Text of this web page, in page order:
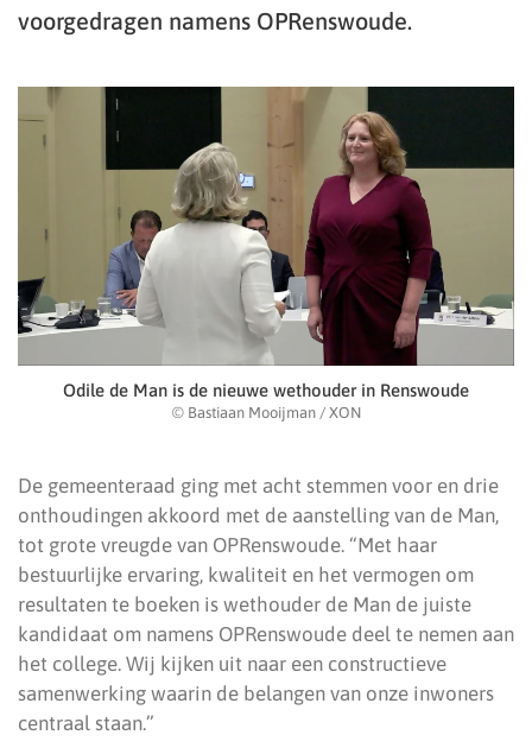
voorgedragen namens OPRenswoude.
Odile de Man is de nieuwe wethouder in Renswoude
© Bastiaan Mooijman / XON
De gemeenteraad ging met acht stemmen voor en drie
onthoudingen akkoord met de aanstelling van de Man,
tot grote vreugde van OPRenswoude. “Met haar
bestuurlijke ervaring, kwaliteit en het vermogen om
resultaten te boeken is wethouder de Man de juiste
kandidaat om namens OPRenswoude deel te nemen aan
het college. Wij kijken uit naar een constructieve
samenwerking waarin de belangen van onze inwoners
centraal staan.”